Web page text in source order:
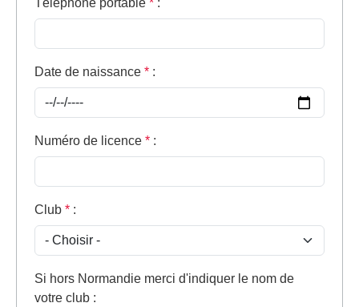
Téléphone portable * :
Date de naissance * :
Numéro de licence * :
Club * :
Si hors Normandie merci d'indiquer le nom de
votre club :